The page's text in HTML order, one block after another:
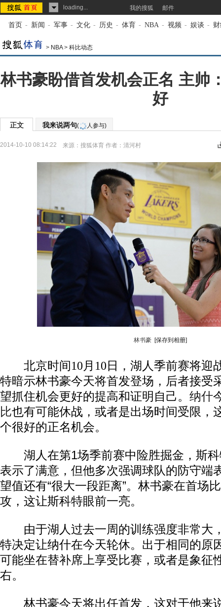
loading... 我的搜狐 邮件
首页 - 新闻 - 军事 - 文化 - 历史 - 体育 - NBA - 视频 - 娱谈 -
> NBA> 科比动态
林书豪盼借首发机会正名 主帅
好
正文 我来说两句( 人参与)
2014-10-10 08:14:22 来源： 搜狐体育 作者：清河村
林书豪 [保存到相册]
北京时间10月10日，湖人季前赛将迎
特暗示林书豪今天将首发登场，后者接受
望抓住机会更好的提高和证明自己。 纳什
比也有可能休战，或者是出场时间受限，
个很好的正名机会。
湖人在第1场季前赛中险胜掘金，斯科
表示了满意，但他多次强调球队的防守端
望值还有“很大一段距离”。林书豪在首场
攻，这让斯科特眼前一亮。
由于湖人过去一周的训练强度非常大
特决定让纳什在今天轮休。出于相同的原
可能坐在替补席上享受比赛，或者是象征
右。
林书豪今天将出任首发，这对于他来